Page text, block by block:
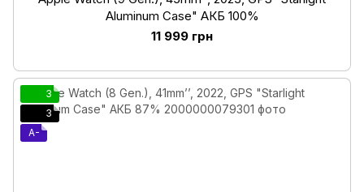
Aluminum Case" АКБ 100%
11 999 грн
3
3
A-